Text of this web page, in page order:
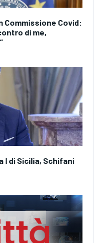
Commissione Covid:
di me,
di Sicilia, Schifani